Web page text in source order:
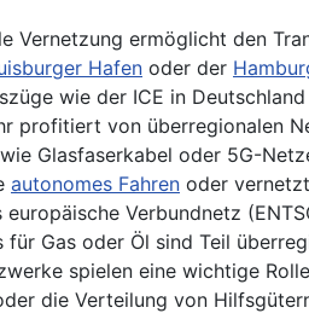
Vernetzung ermöglicht den
Hafen oder der
wie der ICE in
profitiert von überregionalen
Glasfaserkabel oder 5G-
autonomes Fahren oder
Verbundnetz
für Gas oder Öl sind Teil
spielen eine wichtige
die Verteilung von